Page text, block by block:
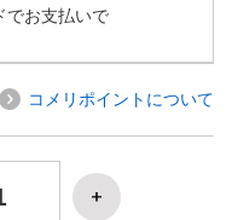
でお支払いで
コメリポイントについて